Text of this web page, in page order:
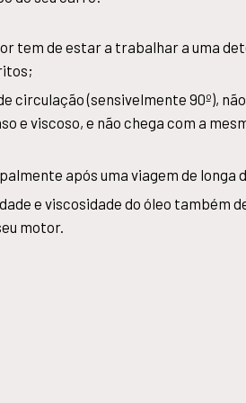
tem de estar a trabalhar a uma
(sensivelmente 90º),
e viscoso, e não chega com a
após uma viagem de longa
e viscosidade do óleo
motor.